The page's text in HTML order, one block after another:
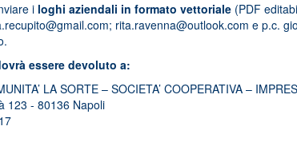
i loghi aziendali in formato vettoriale(PDF
; rita.ravenna@outlook.com e p.c.
essere devoluto a:
LA SORTE – SOCIETA’ COOPERATIVA –
123 - 80136 Napoli